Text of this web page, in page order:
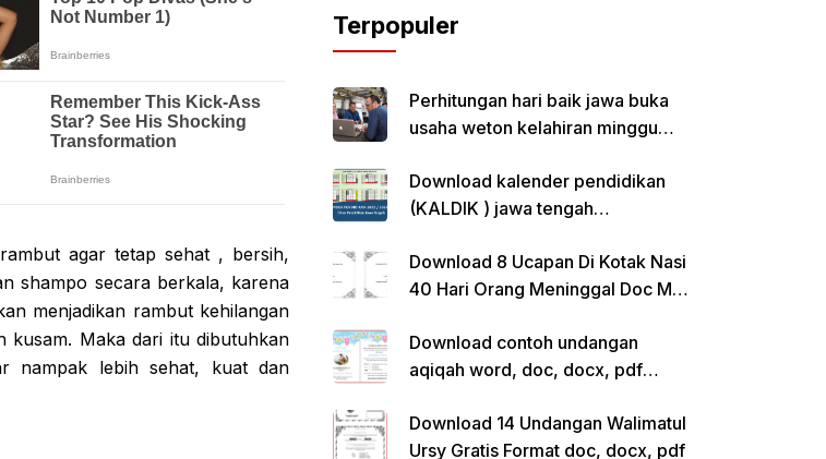
agar tetap sehat , bersih,
shampo secara berkala, karena
menjadikan rambut kehilangan
kusam. Maka dari itu dibutuhkan
nampak lebih sehat, kuat dan
Terpopuler
Perhitungan hari baik jawa buka
usaha weton kelahiran minggu
Download kalender pendidikan
(KALDIK ) jawa tengah
Download 8 Ucapan Di Kotak Nasi
40 Hari Orang Meninggal Doc Ms.
Download contoh undangan
aqiqah word, doc, docx, pdf
Download 14 Undangan Walimatul
Ursy Gratis Format doc, docx, pdf